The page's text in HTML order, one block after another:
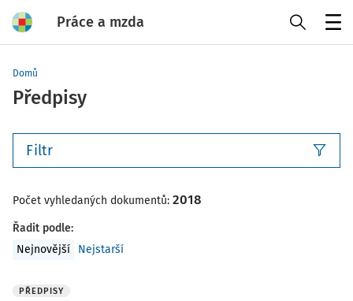
Práce a mzda
Domů
Předpisy
Filtr
Počet vyhledaných dokumentů: 2018
Řadit podle:
Nejnovější
Nejstarší
PŘEDPISY